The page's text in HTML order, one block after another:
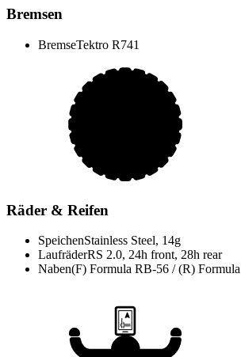
Bremsen
BremseTektro R741
Räder & Reifen
SpeichenStainless Steel, 14g
LaufräderRS 2.0, 24h front, 28h rear
Naben(F) Formula RB-56 / (R)